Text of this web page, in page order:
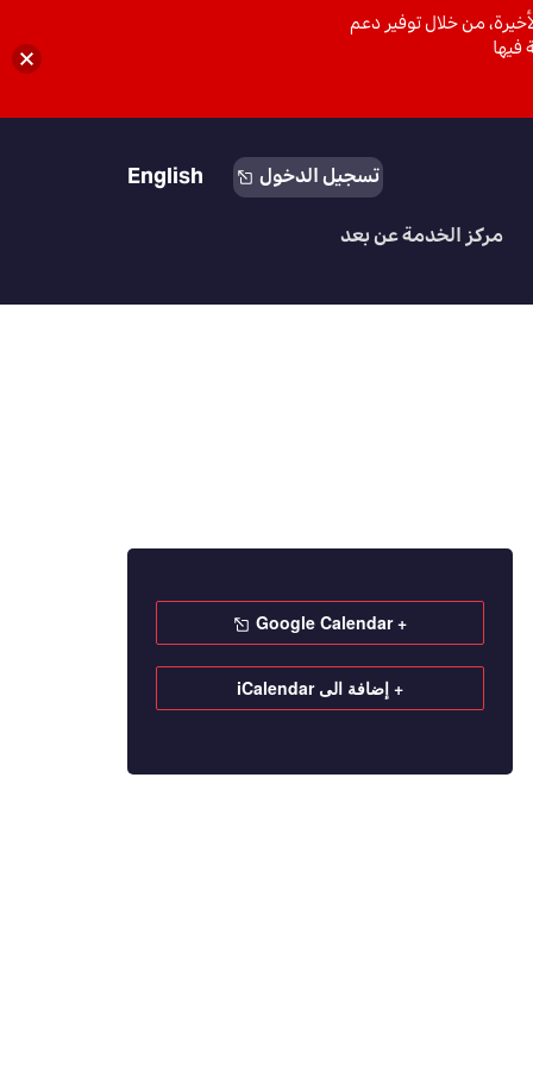
تسجيل الدخول English
مركز الخدمة عن بعد
+ Google Calendar
+ إضافة الى iCalendar
من خلال توفير دعم